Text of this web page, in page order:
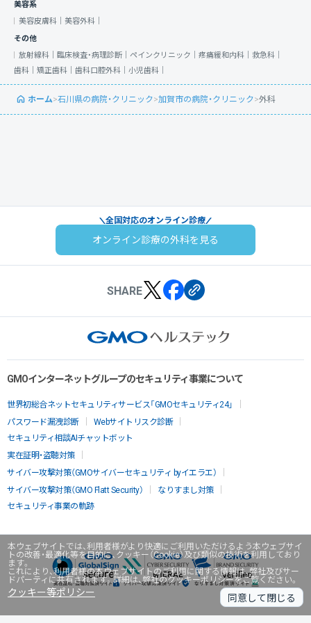
本ウェブサイトでは、利用者様がより快適にご利用いただけるよう本ウェブサイ
トの改善・最適化等を目的に、クッキー（Cookie）及び類似の技術を利用しており
ます。
これにより、利用者様の本ウェブサイトのご利用に関する情報は、弊社及びサー
ドパーティに共有されます。詳細は、弊社のクッキーポリシーをご覧ください。
クッキー等ポリシー 同意して閉じる
美容系
美容皮膚科｜ 美容外科｜
その他
放射線科｜ 臨床検査・病理診断｜ ペインクリニック｜ 疼痛緩和内科｜ 救急科｜
歯科｜ 矯正歯科｜ 歯科口腔外科｜ 小児歯科｜
ホーム>石川県の病院・クリニック>加賀市の病院・クリニック>外科
全国対応のオンライン診療
オンライン診療の外科を見る
SHARE
GMOインターネットグループのセキュリティ事業について
世界初総合ネットセキュリティサービス「GMOセキュリティ24」
パスワード漏洩診断
Webサイトリスク診断
セキュリティ相談AIチャットボット
実在証明・盗聴対策
サイバー攻撃対策（GMOサイバーセキュリティ byイエラエ）
サイバー攻撃対策（GMO Flatt Security）
なりすまし対策
セキュリティ事業の軌跡